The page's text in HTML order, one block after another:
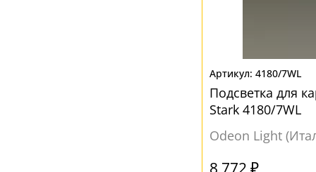
4180/7WL
Подсветка для
Stark 4180/7WL
Odeon Light
8 772 ₽